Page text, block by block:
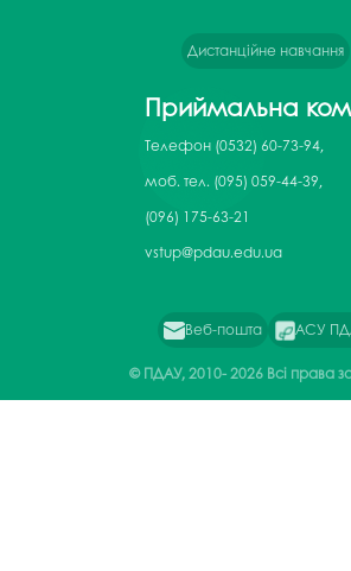
Дистанційне навчання
Приймальна
Телефон (0532) 60-73-94,
моб. тел. (095) 059-44-39,
(096) 175-63-21
vstup@pdau.edu.ua
Веб-пошта АСУ
© ПДАУ, 2010-2026 Всі права